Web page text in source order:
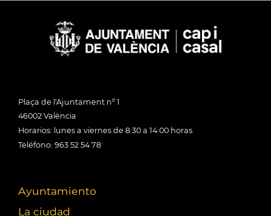
Plaça de l'Ajuntament nº 1
46002 València
Horarios: lunes a viernes de 8:30 a 14:00 horas
Teléfono: 963 52 54 78
Ayuntamiento
La ciudad